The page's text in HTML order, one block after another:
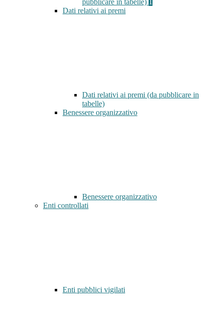
pubblicare in tabelle)
Dati relativi ai premi
Dati relativi ai premi (da pubblicare in
tabelle)
Benessere organizzativo
Benessere organizzativo
Enti controllati
Enti pubblici vigilati